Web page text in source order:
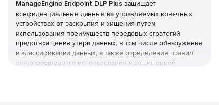
ManageEngine Endpoint DLP Plus защищает
конфиденциальные данные на управляемых конечных
устройствах от раскрытия и хищения путем
использования преимуществ передовых стратегий
предотвращения утери данных, в том числе обнаружения
и классификации данных, а также определения правил
для разрешенного использования и защищенной